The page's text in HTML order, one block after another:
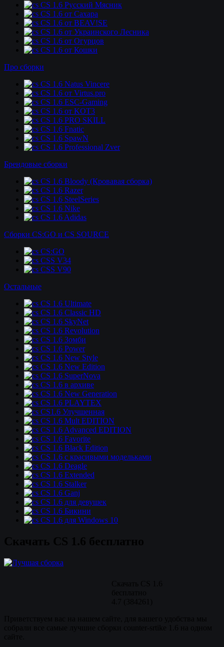
CS 1.6 Русский Мясник
CS 1.6 от Сахара
CS 1.6 от BEAV!SE
CS 1.6 от Украинского Лесника
CS 1.6 от Огурцов
CS 1.6 от Кошки
Про сборки
CS 1.6 Natus Vincere
CS 1.6 от Virtus.pro
CS 1.6 ESC-Gaming
CS 1.6 от KOT3
CS 1.6 PRO SKILL
CS 1.6 Fnatic
CS 1.6 SpawN
CS 1.6 Professional Zver
Брендовые сборки
CS 1.6 Bloody (Кровавая сборка)
CS 1.6 Razer
CS 1.6 SteelSeries
CS 1.6 Nike
CS 1.6 Adidas
Сборки CS:GO и CS SOURCE
CS:GO
CSS V34
CSS V90
Остальные
CS 1.6 Ultimate
CS 1.6 Classic HD
CS 1.6 SkyNet
CS 1.6 Revolution
CS 1.6 Зомби
CS 1.6 Power
CS 1.6 New Style
CS 1.6 New Edition
CS 1.6 SuperNova
CS 1.6 в архиве
CS 1.6 New Generation
CS 1.6 PLAYTEX
CS1.6 Улучшенная
CS 1.6 Mult EDITION
CS 1.6 Advanced EDITION
CS 1.6 Favorite
CS 1.6 Black Edition
CS 1.6 с красивыми модельками
CS 1.6 Deagle
CS 1.6 Extended
CS 1.6 Stalker
CS 1.6 Ganj
CS 1.6 для девушек
CS 1.6 Бикини
CS 1.6 для Windows 10